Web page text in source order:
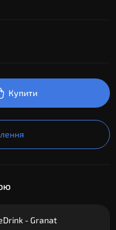
Купити
- Granat